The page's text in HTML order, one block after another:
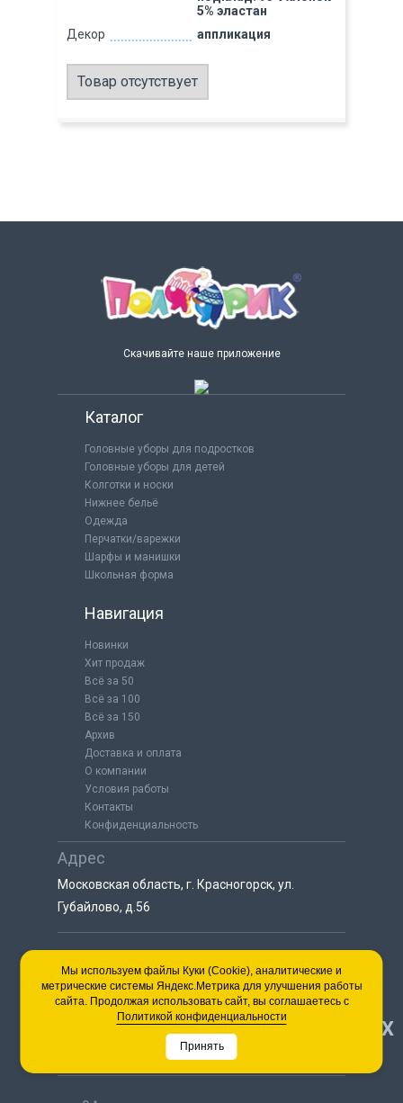
5% эластан
Декор
аппликация
Товар отсутствует
Скачивайте наше приложение
Каталог
Головные уборы для подростков
Головные уборы для детей
Колготки и носки
Нижнее бельё
Одежда
Перчатки/варежки
Шарфы и манишки
Школьная форма
Навигация
Новинки
Хит продаж
Всё за 50
Всё за 100
Всё за 150
Архив
Доставка и оплата
О компании
Условия работы
Контакты
Конфиденциальность
Адрес
Московская область, г. Красногорск, ул.
Губайлово, д.56
8 (925) 064-55-25
пн-сб с 9:00 до 18:00
8 (495) 563-03-35
пн-сб с 9:00 до 18:00 НАВЕРХ
Мы используем файлы Куки (Cookie), аналитические и
метрические системы Яндекс.Метрика для улучшения работы
сайта. Продолжая использовать сайт, вы соглашаетесь с
Политикой конфиденциальности
Принять